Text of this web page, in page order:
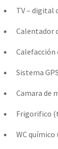
TV – digital
Calentador
Sistema GPS
Camara de
Frigorifico
WC